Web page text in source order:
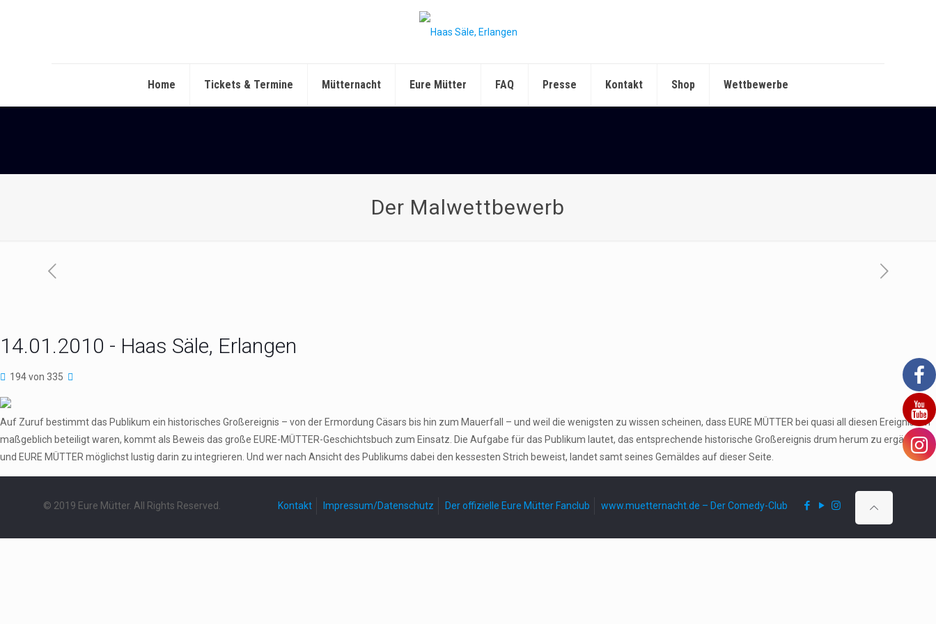
Home Tickets & Termine Mütternacht Eure Mütter FAQ Presse Kontakt Shop Wettbewerbe
Der Malwettbewerb
14.01.2010 - Haas Säle, Erlangen
194 von 335
Auf Zuruf bestimmt das Publikum ein historisches Großereignis – von der Ermordung Cäsars bis hin zum Mauerfall – und weil die wenigsten zu wissen scheinen, dass EURE MÜTTER bei quasi all diesen Ereignissen
maßgeblich beteiligt waren, kommt als Beweis das große EURE-MÜTTER-Geschichtsbuch zum Einsatz. Die Aufgabe für das Publikum lautet, das entsprechende historische Großereignis drum herum zu ergänzen
und EURE MÜTTER möglichst lustig darin zu integrieren. Und wer nach Ansicht des Publikums dabei den kessesten Strich beweist, landet samt seines Gemäldes auf dieser Seite.
© 2019 Eure Mütter. All Rights Reserved. Kontakt Impressum/Datenschutz Der offizielle Eure Mütter Fanclub www.muetternacht.de – Der Comedy-Club